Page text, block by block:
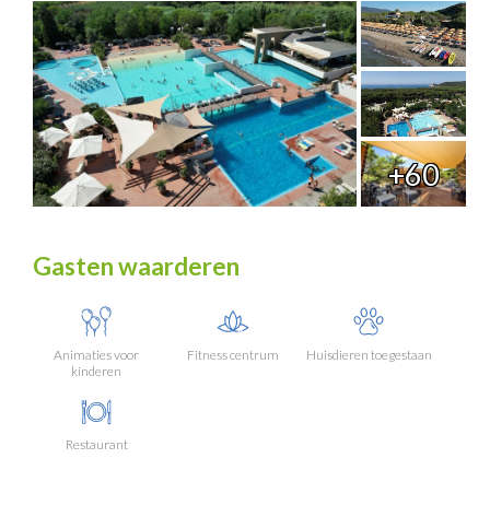
+60
Gasten waarderen
Animaties voor
kinderen
Fitness centrum Huisdieren toegestaan
Restaurant